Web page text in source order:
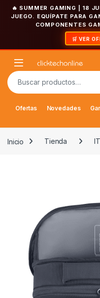
🔥 SUMMER GAMING | 18
JUEGO. EQUÍPATE PARA
COMPONENTES
🛒 VER
Open
Buscar por:
Ofertas Novedades
Inicio Tienda